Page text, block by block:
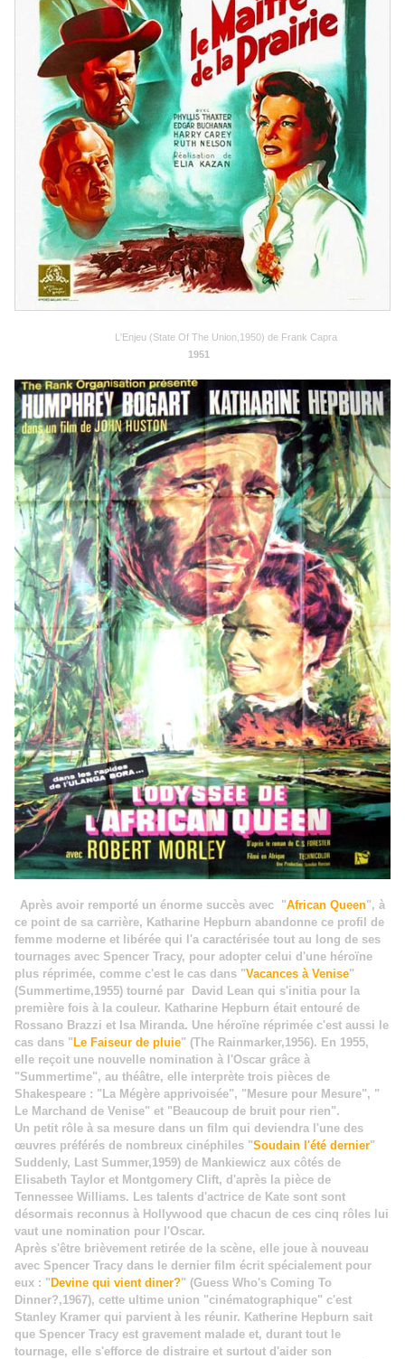
L'Enjeu (State Of The Union,1950) de Frank Capra
1951
Après avoir remporté un énorme succès avec "African Queen", à
ce point de sa carrière, Katharine Hepburn abandonne ce profil de
femme moderne et libérée qui l'a caractérisée tout au long de ses
tournages avec Spencer Tracy, pour adopter celui d'une héroïne
plus réprimée, comme c'est le cas dans "Vacances à Venise"
(Summertime,1955) tourné par David Lean qui s'initia pour la
première fois à la couleur. Katharine Hepburn était entouré de
Rossano Brazzi et Isa Miranda. Une héroïne réprimée c'est aussi le
cas dans "Le Faiseur de pluie" (The Rainmarker,1956). En 1955,
elle reçoit une nouvelle nomination à l'Oscar grâce à
"Summertime", au théâtre, elle interprète trois pièces de
Shakespeare : "La Mégère apprivoisée", "Mesure pour Mesure", "
Le Marchand de Venise" et "Beaucoup de bruit pour rien".
Un petit rôle à sa mesure dans un film qui deviendra l'une des
œuvres préférés de nombreux cinéphiles "Soudain l'été dernier"
Suddenly, Last Summer,1959) de Mankiewicz aux côtés de
Elisabeth Taylor et Montgomery Clift, d'après la pièce de
Tennessee Williams. Les talents d'actrice de Kate sont sont
désormais reconnus à Hollywood que chacun de ces cinq rôles lui
vaut une nomination pour l'Oscar.
Après s'être brièvement retirée de la scène, elle joue à nouveau
avec Spencer Tracy dans le dernier film écrit spécialement pour
eux : "Devine qui vient diner?" (Guess Who's Coming To
Dinner?,1967), cette ultime union "cinématographique" c'est
Stanley Kramer qui parvient à les réunir. Katherine Hepburn sait
que Spencer Tracy est gravement malade et, durant tout le
tournage, elle s'efforce de distraire et surtout d'aider son